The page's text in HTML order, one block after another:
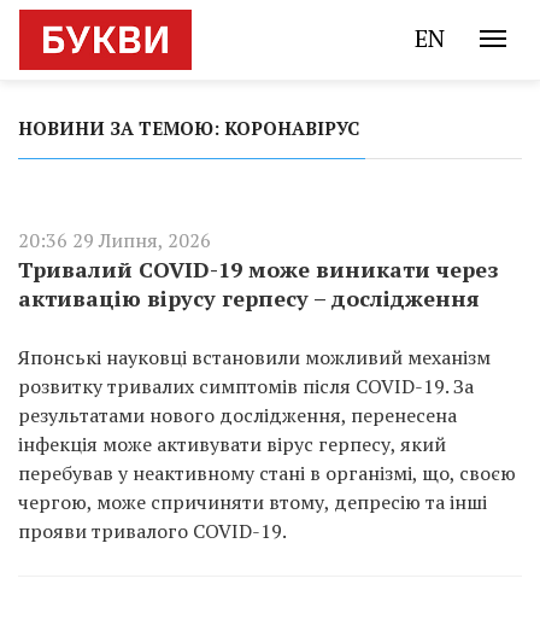
EN
НОВИНИ ЗА ТЕМОЮ: КОРОНАВІРУС
20:36 29 Липня, 2026
Тривалий COVID-19 може виникати через
активацію вірусу герпесу – дослідження
Японські науковці встановили можливий механізм
розвитку тривалих симптомів після COVID-19. За
результатами нового дослідження, перенесена
інфекція може активувати вірус герпесу, який
перебував у неактивному стані в організмі, що, своєю
чергою, може спричиняти втому, депресію та інші
прояви тривалого COVID-19.